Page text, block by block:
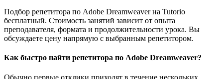
Подбор репетитора по Adobe Dreamweaver на Tutorio
бесплатный. Стоимость занятий зависит от опыта
преподавателя, формата и продолжительности урока. Вы
обсуждаете цену напрямую с выбранным репетитором.
Как быстро найти репетитора по Adobe Dreamweaver?
Обычно первые отклики приходят в течение нескольких